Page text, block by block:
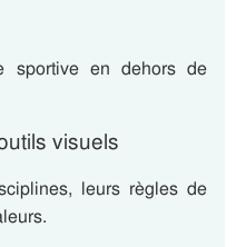
sportive en dehors de
visuels
leurs règles de